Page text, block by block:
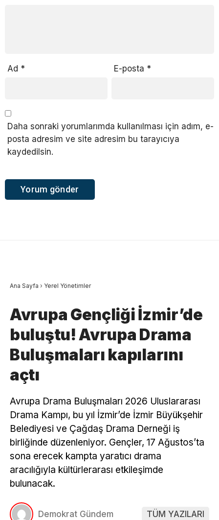
Ad * E-posta *
Daha sonraki yorumlarımda kullanılması için adım, e-
posta adresim ve site adresim bu tarayıcıya
kaydedilsin.
Ana Sayfa › Yerel Yönetimler
Avrupa Gençliği İzmir’de
buluştu! Avrupa Drama
Buluşmaları kapılarını
açtı
Avrupa Drama Buluşmaları 2026 Uluslararası
Drama Kampı, bu yıl İzmir’de İzmir Büyükşehir
Belediyesi ve Çağdaş Drama Derneği iş
birliğinde düzenleniyor. Gençler, 17 Ağustos’ta
sona erecek kampta yaratıcı drama
aracılığıyla kültürlerarası etkileşimde
bulunacak.
Demokrat Gündem TÜM YAZILARI